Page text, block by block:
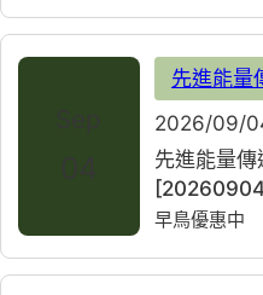
先進能量
早鳥優惠中
先進能量
2026/09/